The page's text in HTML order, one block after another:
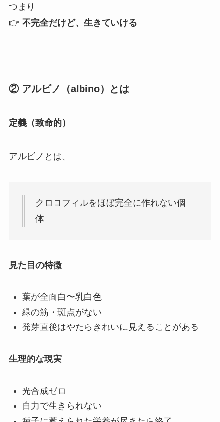
つまり
👉 不完全だけど、生きていける
② アルビノ（albino）とは
定義（致命的）
アルビノとは、
クロロフィルをほぼ完全に作れない個
体
見た目の特徴
葉が全面白〜乳白色
緑の筋・斑点がない
発芽直後はやたらきれいに見えることがある
生理的な現実
光合成ゼロ
自力で生きられない